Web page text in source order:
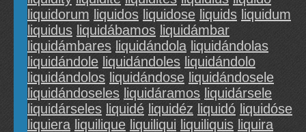
liquidorum liquidos liquidose liquids liquidum
liquidus liquidábamos liquidámbar
liquidámbares liquidándola liquidándolas
liquidándole liquidándoles liquidándolo
liquidándolos liquidándose liquidándosele
liquidándoseles liquidáramos liquidársele
liquidárseles liquidé liquidéz liquidó liquidóse
liquiera liquilique liquiliqui liquiliquis liquira